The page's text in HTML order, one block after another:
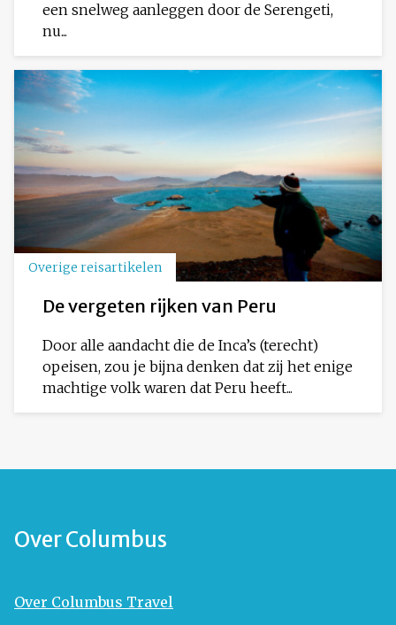
een snelweg aanleggen door de Serengeti,
nu...
Overige reisartikelen
De vergeten rijken van Peru
Door alle aandacht die de Inca’s (terecht)
opeisen, zou je bijna denken dat zij het enige
machtige volk waren dat Peru heeft...
Over Columbus
Over Columbus Travel